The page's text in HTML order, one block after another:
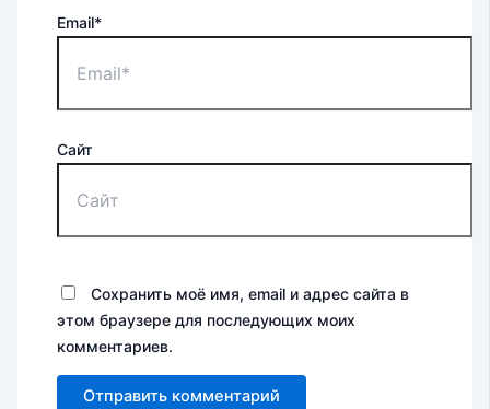
Email*
Сайт
Сохранить моё имя, email и адрес сайта в
этом браузере для последующих моих
комментариев.